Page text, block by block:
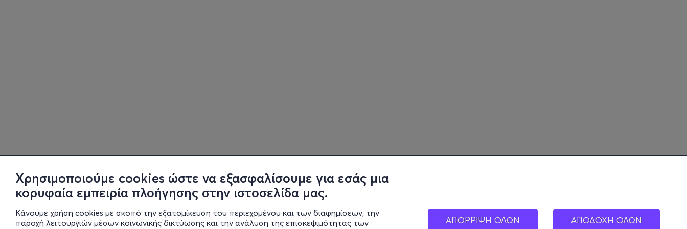
Χρησιμοποιούμε cookies ώστε να εξασφαλίσουμε για εσάς μια
κορυφαία εμπειρία πλοήγησης στην ιστοσελίδα μας.
Κάνουμε χρήση cookies με σκοπό την εξατομίκευση του περιεχομένου και των διαφημίσεων, την
παροχή λειτουργιών μέσων κοινωνικής δικτύωσης και την ανάλυση της επισκεψιμότητας των
ΑΠΟΡΡΙΨΗ ΟΛΩΝ ΑΠΟΔΟΧΗ ΟΛΩΝ